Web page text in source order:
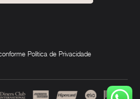
Política de Privacidade